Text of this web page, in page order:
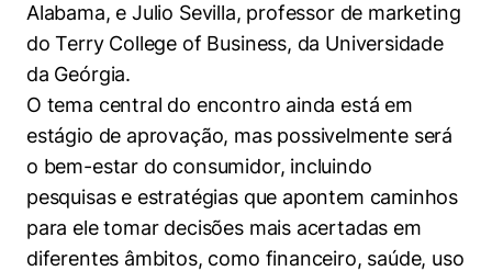
Alabama, e Julio Sevilla, professor de marketing
do Terry College of Business, da Universidade
da Geórgia.
O tema central do encontro ainda está em
estágio de aprovação, mas possivelmente será
o bem-estar do consumidor, incluindo
pesquisas e estratégias que apontem caminhos
para ele tomar decisões mais acertadas em
diferentes âmbitos, como financeiro, saúde, uso